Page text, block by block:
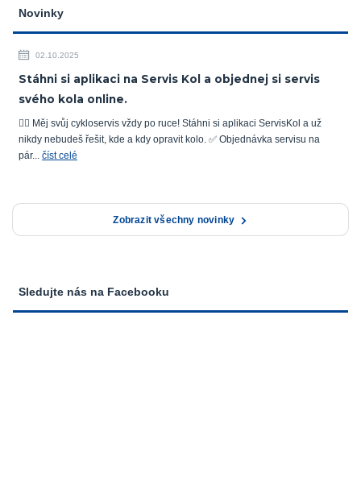
Novinky
02.10.2025
Stáhni si aplikaci na Servis Kol a objednej si servis
svého kola online.
🚴‍♂️ Měj svůj cykloservis vždy po ruce! Stáhni si aplikaci ServisKol a už
nikdy nebudeš řešit, kde a kdy opravit kolo. ✅ Objednávka servisu na
pár... číst celé
Zobrazit všechny novinky
Sledujte nás na Facebooku